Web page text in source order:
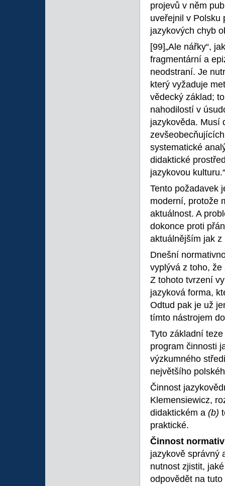
projevů v něm
uveřejnil v Polsku
jazykových chyb
[99]„Ale nářky“,
fragmentární a
neodstraní. Je
který vyžaduje
vědecký základ;
nahodilostí v
jazykověda. Musí
systematické
didaktické
jazykovou kulturu.“
Tento požadavek
moderní, protože
aktuálnost. A
dokonce proti
aktuálnějším jak z
Dnešní
vyplývá z toho,
Z tohoto tvrzení
jazyková forma,
Odtud pak je už
tímto nástrojem
Tyto základní
program činnosti
výzkumného
největšího
Činnost
Klemensiewicz,
didaktickém a (b)
praktické.
Činnost
jazykově správný
nutnost zjistit,
odpovědět na